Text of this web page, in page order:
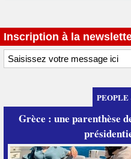
Inscription à la
Grèce : une parenthèse